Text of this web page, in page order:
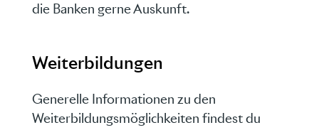
die Banken gerne Auskunft.
Weiterbildungen
Generelle Informationen zu den
Weiterbildungsmöglichkeiten findest du